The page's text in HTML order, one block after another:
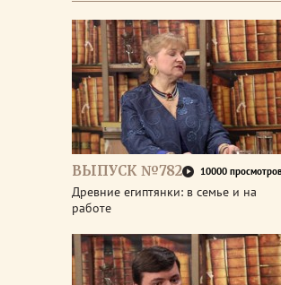
ВЫПУСК №782 10000 просмотров
Древние египтянки: в семье и на
работе